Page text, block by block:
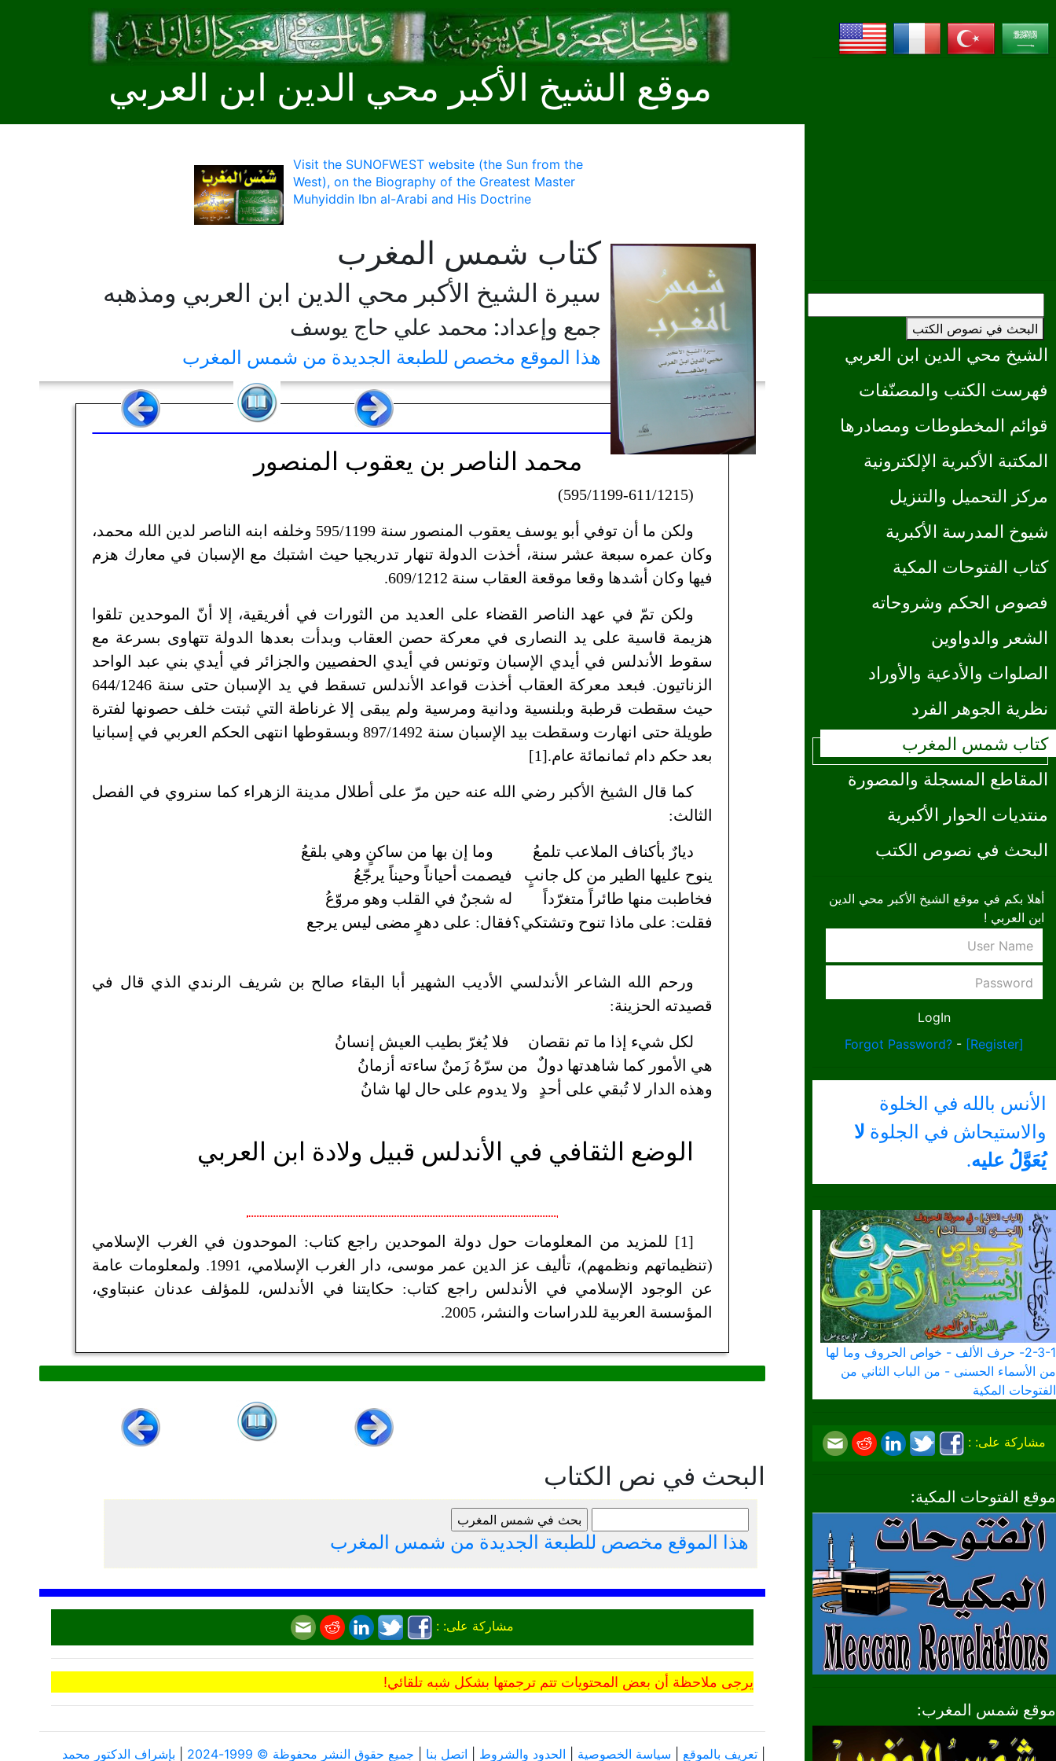
البحث في نصوص الكتب
الشيخ محي الدين ابن العربي
فهرست الكتب والمصنّفات
قوائم المخطوطات ومصادرها
المكتبة الأكبرية الإلكترونية
مركز التحميل والتنزيل
شيوخ المدرسة الأكبرية
كتاب الفتوحات المكية
فصوص الحكم وشروحاته
الشعر والدواوين
الصلوات والأدعية والأوراد
نظرية الجوهر الفرد
كتاب شمس المغرب
المقاطع المسجلة والمصورة
منتديات الحوار الأكبرية
البحث في نصوص الكتب
أهلا بكم في موقع الشيخ الأكبر محي الدين
ابن العربي !
Forgot Password? - [Register]
الأنس بالله في الخلوة
والاستيحاش في الجلوة لا
يُعَوَّلُ عليه.
2-3-1- حرف الألف - خواص الحروف وما لها
من الأسماء الحسنى - من الباب الثاني من
الفتوحات المكية
مشاركة على: :
موقع الفتوحات المكية:
موقع شمس المغرب:
موقع الشيخ الأكبر محي الدين ابن العربي
Visit the SUNOFWEST website (the Sun from the
West), on the Biography of the Greatest Master
Muhyiddin Ibn al-Arabi and His Doctrine
كتاب شمس المغرب
سيرة الشيخ الأكبر محي الدين ابن العربي ومذهبه
جمع وإعداد: محمد علي حاج يوسف
هذا الموقع مخصص للطبعة الجديدة من شمس المغرب
محمد الناصر بن يعقوب المنصور
(595/1199-611/1215)
ولكن ما أن توفي أبو يوسف يعقوب المنصور سنة 595/1199 وخلفه ابنه الناصر لدين الله محمد،
وكان عمره سبعة عشر سنة، أخذت الدولة تنهار تدريجيا حيث اشتبك مع الإسبان في معارك هزم
فيها وكان أشدها وقعا موقعة العقاب سنة 609/1212.
ولكن تمّ في عهد الناصر القضاء على العديد من الثورات في أفريقية، إلا أنّ الموحدين تلقوا
هزيمة قاسية على يد النصارى في معركة حصن العقاب وبدأت بعدها الدولة تتهاوى بسرعة مع
سقوط الأندلس في أيدي الإسبان وتونس في أيدي الحفصيين والجزائر في أيدي بني عبد الواحد
الزناتيون. فبعد معركة العقاب أخذت قواعد الأندلس تسقط في يد الإسبان حتى سنة 644/1246
حيث سقطت قرطبة وبلنسية ودانية ومرسية ولم يبقى إلا غرناطة التي ثبتت خلف حصونها لفترة
طويلة حتى انهارت وسقطت بيد الإسبان سنة 897/1492 وبسقوطها انتهى الحكم العربي في إسبانيا
بعد حكم دام ثمانمائة عام.[1]
كما قال الشيخ الأكبر رضي الله عنه حين مرّ على أطلال مدينة الزهراء كما سنروي في الفصل
الثالث:
ديارٌ بأكناف الملاعب تلمعُ
ينوح عليها الطير من كل جانبٍ
فخاطبت منها طائراً متغرّداً
فقلت: على ماذا تنوح وتشتكي؟
وما إن بها من ساكنٍ وهي بلقعُ
فيصمت أحياناً وحيناً يرجّعُ
له شجنٌ في القلب وهو مروّعُ
فقال: على دهرٍ مضى ليس يرجع
ورحم الله الشاعر الأندلسي الأديب الشهير أبا البقاء صالح بن شريف الرندي الذي قال في
قصيدته الحزينة:
لكل شيء إذا ما تم نقصان
هي الأمور كما شاهدتها دولٌ
وهذه الدار لا تُبقي على أحدٍ
فلا يُغرّ بطيب العيش إنسانُ
من سرّهُ زَمنٌ ساءته أزمانُ
ولا يدوم على حال لها شانُ
الوضع الثقافي في الأندلس قبيل ولادة ابن العربي
[1] للمزيد من المعلومات حول دولة الموحدين راجع كتاب: الموحدون في الغرب الإسلامي
(تنظيماتهم ونظمهم)، تأليف عز الدين عمر موسى، دار الغرب الإسلامي، 1991. ولمعلومات عامة
عن الوجود الإسلامي في الأندلس راجع كتاب: حكايتنا في الأندلس، للمؤلف عدنان عنبتاوي،
المؤسسة العربية للدراسات والنشر، 2005.
البحث في نص الكتاب
هذا الموقع مخصص للطبعة الجديدة من شمس المغرب
مشاركة على: :
يرجى ملاحظة أن بعض المحتويات تتم ترجمتها بشكل شبه تلقائي!
تعريف بالموقع سياسة الخصوصية الحدود والشروط اتصل بنا جميع حقوق النشر محفوظة © 1999-2024 بإشراف الدكتور محمد